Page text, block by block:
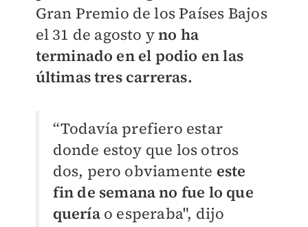
Gran Premio de los Países Bajos
el 31 de agosto yno ha
terminado en el podio en las
últimas tres carreras.
“Todavía prefiero estar
donde estoy que los otros
dos, pero obviamente este
fin de semana no fue lo que
queríao esperaba", dijo